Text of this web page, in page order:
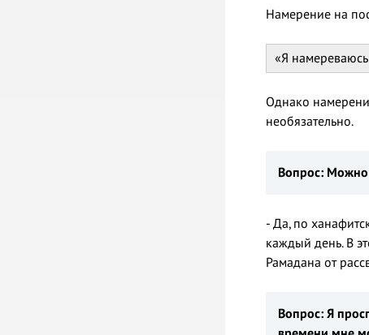
Намерение на
«Я намереваюсь
Однако
необязательно.
Вопрос: Можно
- Да, по
каждый день. В
Рамадана от
Вопрос: Я